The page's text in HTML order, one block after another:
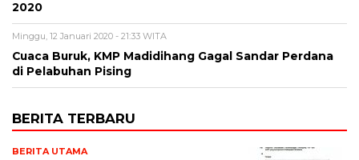
2020
Minggu, 12 Januari 2020 - 21:33 WITA
Cuaca Buruk, KMP Madidihang Gagal Sandar Perdana
di Pelabuhan Pising
BERITA TERBARU
BERITA UTAMA